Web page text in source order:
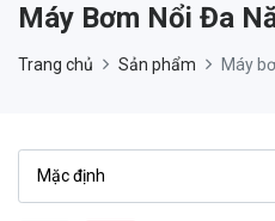
Máy Bơm Nổi Đa
Trang chủ Sản phẩm Máy